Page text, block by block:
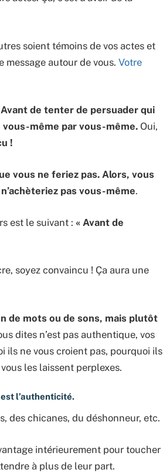
soient témoins de vos actes et
message autour de vous. Votre
de tenter de persuader qui
même par vous-même. Oui,
!
vous ne feriez pas. Alors, vous
pas vous-même.
est le suivant : « Avant de
soyez convaincu ! Ça aura une
de mots ou de sons, mais plutôt
dites n’est pas authentique, vos
ils ne vous croient pas, pourquoi ils
les laissent perplexes.
l’authenticité.
des chicanes, du déshonneur, etc.
intérieurement pour toucher
à plus de leur part.